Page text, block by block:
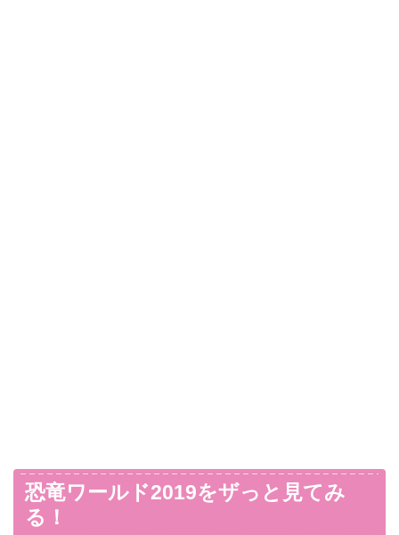
恐竜ワールド2019をザっと見てみ
る！